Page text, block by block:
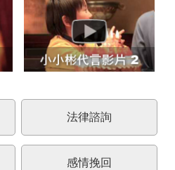
法律諮詢
感情挽回